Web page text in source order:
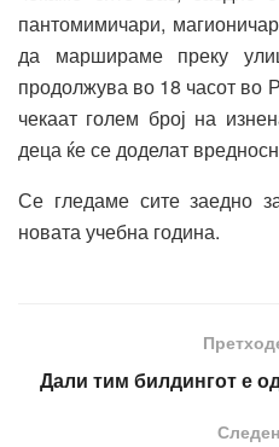
пантомимичари,
да маршираме преку
продолжува во 18 часот во
чекаат голем број на
деца ќе се доделат
Се гледаме сите заедно
новата учебна година.
Дали тим билдингот е